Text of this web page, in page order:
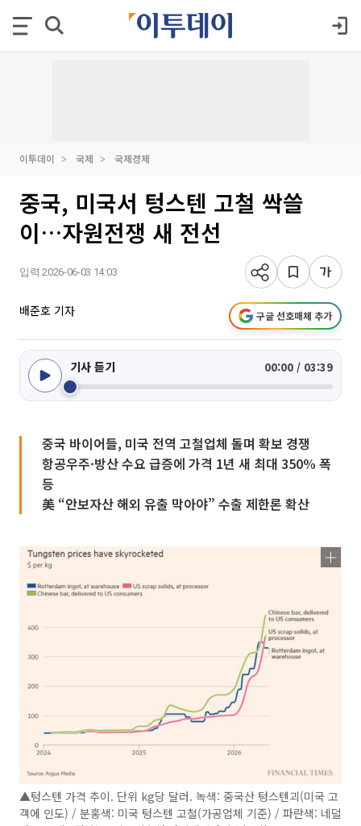
이투데이 국제 국제경제
중국, 미국서 텅스텐 고철 싹쓸
이…자원전쟁 새 전선
입력 2026-06-03 14:03
배준호 기자 구글 선호매체 추가
기사 듣기 00:00 / 03:39
중국 바이어들, 미국 전역 고철업체 돌며 확보 경쟁
항공우주·방산 수요 급증에 가격 1년 새 최대 350% 폭
등
美 “안보자산 해외 유출 막아야” 수출 제한론 확산
▲텅스텐 가격 추이. 단위 kg당 달러. 녹색: 중국산 텅스텐괴(미국 고
객에 인도) / 분홍색: 미국 텅스텐 고철(가공업체 기준) / 파란색: 네덜